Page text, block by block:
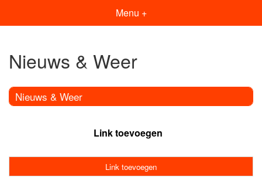
Menu +
Nieuws & Weer
Nieuws & Weer
Link toevoegen
Link toevoegen